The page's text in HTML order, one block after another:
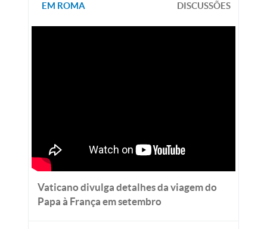
EM ROMA DISCUSSÕES
Vaticano divulga detalhes da viagem do
Papa à França em setembro